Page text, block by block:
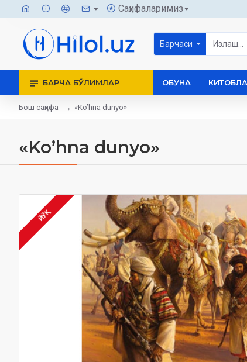
Саҳифаларимиз
Барчаси
БАРЧА БЎЛИМЛАР ОБУНА
Бош саҳифа «Ko’hna dunyo»‎
«Ko’hna dunyo»‎
ЙЎҚ